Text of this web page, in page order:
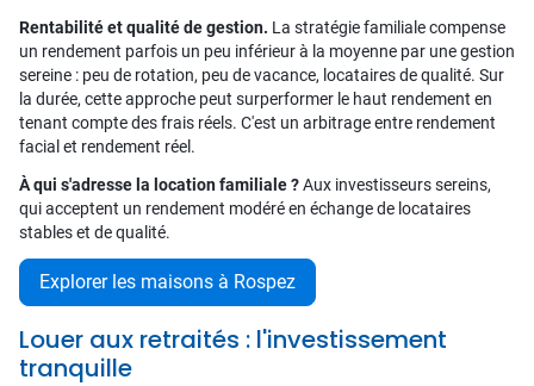
Rentabilité et qualité de gestion. La stratégie familiale compense
un rendement parfois un peu inférieur à la moyenne par une gestion
sereine : peu de rotation, peu de vacance, locataires de qualité. Sur
la durée, cette approche peut surperformer le haut rendement en
tenant compte des frais réels. C'est un arbitrage entre rendement
facial et rendement réel.
À qui s'adresse la location familiale ?Aux investisseurs sereins,
qui acceptent un rendement modéré en échange de locataires
stables et de qualité.
Explorer les maisons à Rospez
Louer aux retraités : l'investissement
tranquille